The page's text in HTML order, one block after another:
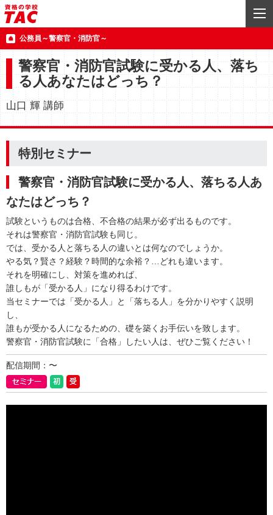
公務員～警察官・消防官～
警察官・消防官試験に受かる人、落ち
る人あなたはどっち？
山口 輝 講師
特別セミナー
警察官・消防官試験に受かる人、落ちる人あ
なたはどっち？
試験というものは合格、不合格の結果が必ず出るものです。
それは警察官・消防官試験も同じ。
では、受かる人と落ちる人の違いとは何なのでしょうか。
やる気？賢さ？経験？時間的な余裕？…どれも違います。
それを明確にし、対策を進めれば、
誰しもが「受かる人」になり得るわけです。
当セミナーでは「受かる人」と「落ちる人」を分かりやすく説明
し、
誰もが受かる人になるための、礎を築くお手伝いを致します。
警察官・消防官試験に「合格」したい人は、ぜひご覧ください！
配信期間：〜